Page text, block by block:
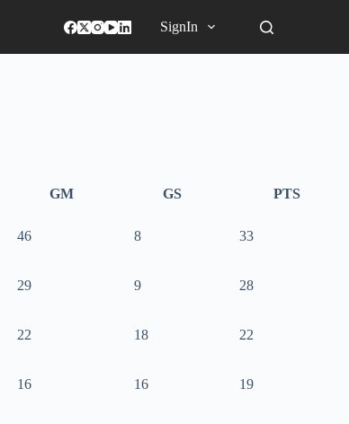
SignIn
GM GS PTS
46 8 33
29 9 28
22 18 22
16 16 19